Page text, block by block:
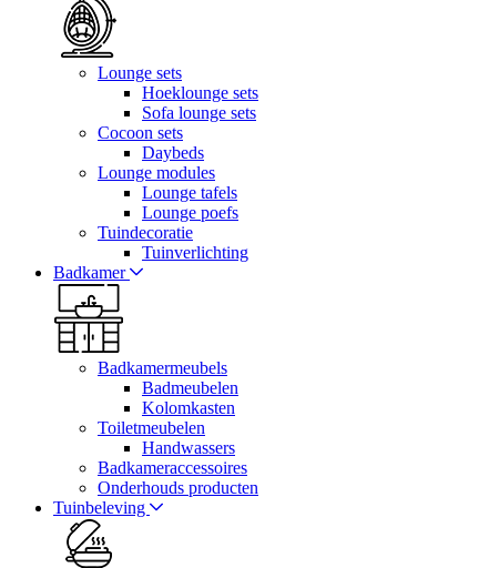
Lounge sets
Hoeklounge sets
Sofa lounge sets
Cocoon sets
Daybeds
Lounge modules
Lounge tafels
Lounge poefs
Tuindecoratie
Tuinverlichting
Badkamer
Badkamermeubels
Badmeubelen
Kolomkasten
Toiletmeubelen
Handwassers
Badkameraccessoires
Onderhouds producten
Tuinbeleving